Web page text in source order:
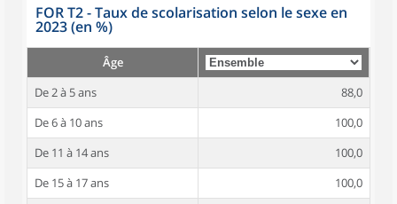
FOR T2 - Taux de scolarisation selon le sexe en
2023 (en %)
Âge
De 2 à 5 ans
88,0
De 6 à 10 ans
100,0
De 11 à 14 ans
100,0
De 15 à 17 ans
100,0